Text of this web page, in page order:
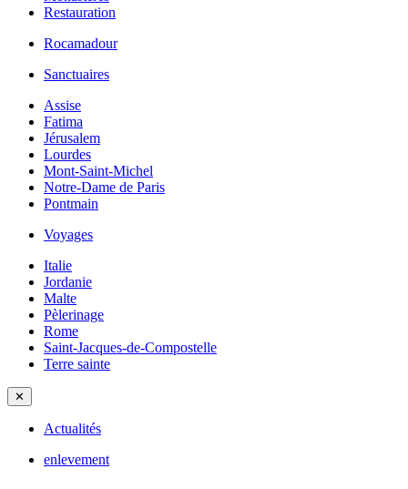
Restauration
Rocamadour
Sanctuaires
Assise
Fatima
Jérusalem
Lourdes
Mont-Saint-Michel
Notre-Dame de Paris
Pontmain
Voyages
Italie
Jordanie
Malte
Pèlerinage
Rome
Saint-Jacques-de-Compostelle
Terre sainte
✕
Actualités
enlevement